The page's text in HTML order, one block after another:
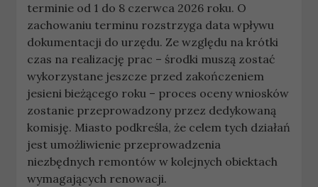
terminie od 1 do 8 czerwca 2026 roku. O
zachowaniu terminu rozstrzyga data wpływu
dokumentacji do urzędu. Ze względu na krótki
czas na realizację prac – środki muszą zostać
wykorzystane jeszcze przed zakończeniem
jesieni bieżącego roku – proces oceny wniosków
zostanie przeprowadzony przez dedykowaną
komisję. Miasto podkreśla, że celem tych działań
jest umożliwienie przeprowadzenia
niezbędnych remontów w kolejnych obiektach
wymagających renowacji.